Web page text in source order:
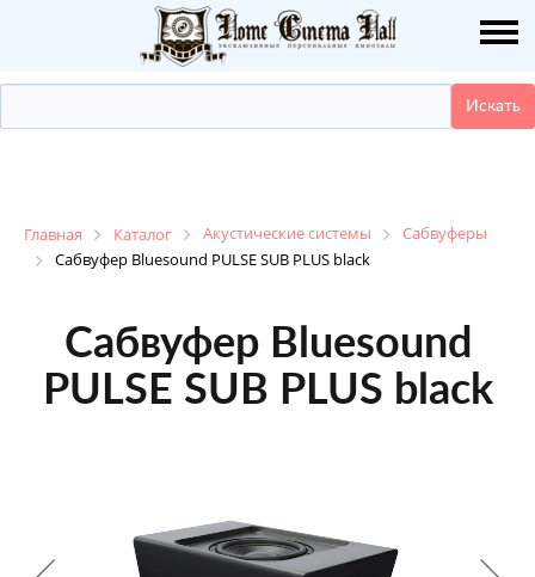
Главная Каталог Акустические системы
Сабвуферы
Сабвуфер Bluesound PULSE SUB PLUS black
О НАС
КАТАЛОГ
ДЕМО ЗАЛ
+7 495-951-3751
Сабвуфер Bluesound
PULSE SUB PLUS black